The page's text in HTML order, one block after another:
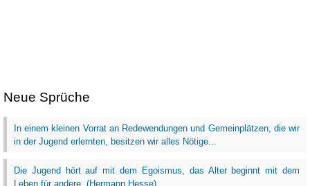
Neue Sprüche
In einem kleinen Vorrat an Redewendungen und Gemeinplätzen, die wir
in der Jugend erlernten, besitzen wir alles Nötige...
Die Jugend hört auf mit dem Egoismus, das Alter beginnt mit dem
Leben für andere. (Hermann Hesse)